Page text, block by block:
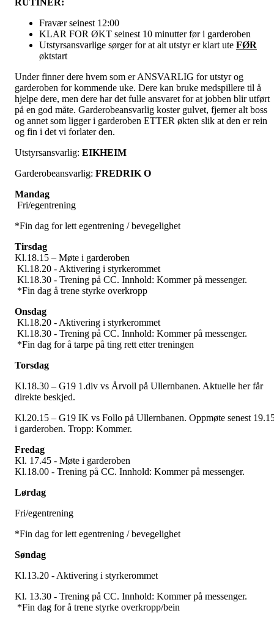
RUTINER:
Fravær seinest 12:00
KLAR FOR ØKT seinest 10 minutter før i garderoben
Utstyrsansvarlige sørger for at alt utstyr er klart ute FØR
øktstart
Under finner dere hvem som er ANSVARLIG for utstyr og
garderoben for kommende uke. Dere kan bruke medspillere til å
hjelpe dere, men dere har det fulle ansvaret for at jobben blir utført
på en god måte. Garderobeansvarlig koster gulvet, fjerner alt boss
og annet som ligger i garderoben ETTER økten slik at den er rein
og fin i det vi forlater den.
Utstyrsansvarlig: EIKHEIM
Garderobeansvarlig: FREDRIK O
Mandag
Fri/egentrening
*Fin dag for lett egentrening / bevegelighet
Tirsdag
Kl.18.15 – Møte i garderoben
Kl.18.20 - Aktivering i styrkerommet
Kl.18.30 - Trening på CC. Innhold: Kommer på messenger.
*Fin dag å trene styrke overkropp
Onsdag
Kl.18.20 - Aktivering i styrkerommet
Kl.18.30 - Trening på CC. Innhold: Kommer på messenger.
*Fin dag for å tarpe på ting rett etter treningen
Torsdag
Kl.18.30 – G19 1.div vs Årvoll på Ullernbanen. Aktuelle her får
direkte beskjed.
Kl.20.15 – G19 IK vs Follo på Ullernbanen. Oppmøte senest
i garderoben. Tropp: Kommer.
Fredag
Kl. 17.45 - Møte i garderoben
Kl.18.00 - Trening på CC. Innhold: Kommer på messenger.
Lørdag
Fri/egentrening
*Fin dag for lett egentrening / bevegelighet
Søndag
Kl.13.20 - Aktivering i styrkerommet
Kl. 13.30 - Trening på CC. Innhold: Kommer på messenger.
*Fin dag for å trene styrke overkropp/bein